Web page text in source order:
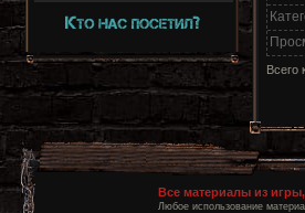
Всего
Все материалы из
Любое использование